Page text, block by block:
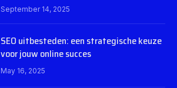
September 14, 2025
SEO uitbesteden: een strategische keuze
voor jouw online succes
May 16, 2025